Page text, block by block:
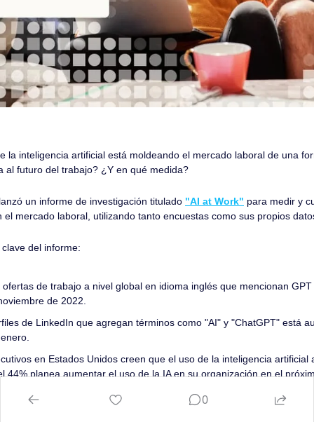
la inteligencia artificial está moldeando el mercado laboral de una
al futuro del trabajo? ¿Y en qué medida?
un informe de investigación titulado "AI at Work" para medir y
el mercado laboral, utilizando tanto encuestas como sus propios
del informe:
de trabajo a nivel global en idioma inglés que mencionan
de 2022.
de LinkedIn que agregan términos como "AI" y "ChatGPT" está
en Estados Unidos creen que el uso de la inteligencia artificial
44% planea aumentar el uso de la IA en su organización en el
las personas compartió que estaría cómodo utilizando la IA para
0